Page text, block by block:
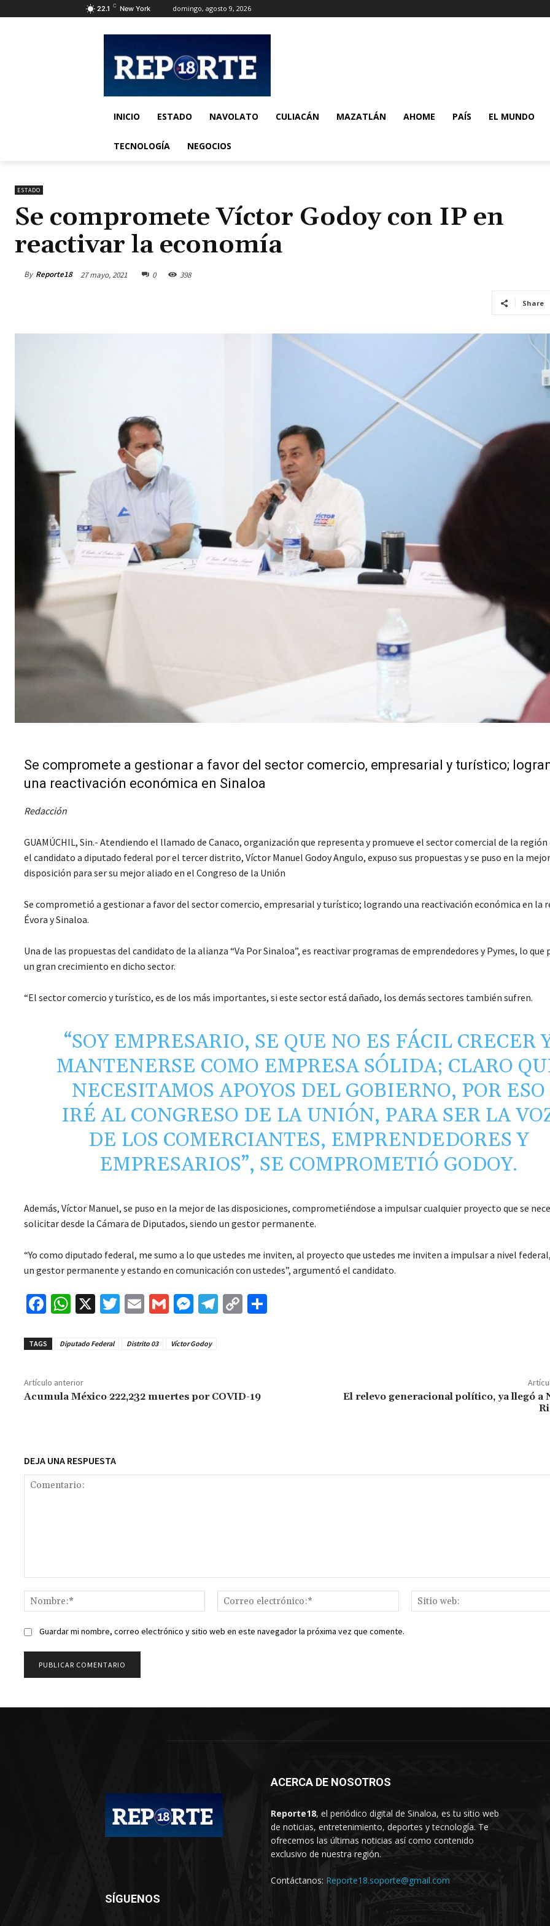
22.1 C New York domingo, agosto 9, 2026
INICIO ESTADO NAVOLATO CULIACÁN MAZATLÁN AHOME PAÍS EL MUNDO
TECNOLOGÍA NEGOCIOS
ESTADO
Se compromete Víctor Godoy con IP en
reactivar la economía
By Reporte18 27 mayo, 2021 0 398
Share
Se compromete a gestionar a favor del sector comercio, empresarial y turístico;
una reactivación económica en Sinaloa
Redacción
GUAMÚCHIL, Sin.- Atendiendo el llamado de Canaco, organización que representa y promueve el sector comercial de la región
el candidato a diputado federal por el tercer distrito, Víctor Manuel Godoy Angulo, expuso sus propuestas y se puso en la mejor
disposición para ser su mejor aliado en el Congreso de la Unión
Se comprometió a gestionar a favor del sector comercio, empresarial y turístico; logrando una reactivación económica en la
Évora y Sinaloa.
Una de las propuestas del candidato de la alianza “Va Por Sinaloa”, es reactivar programas de emprendedores y Pymes, lo
un gran crecimiento en dicho sector.
“El sector comercio y turístico, es de los más importantes, si este sector está dañado, los demás sectores también sufren.
“SOY EMPRESARIO, SE QUE NO ES FÁCIL CRECER
MANTENERSE COMO EMPRESA SÓLIDA; CLARO
NECESITAMOS APOYOS DEL GOBIERNO, POR ESO
IRÉ AL CONGRESO DE LA UNIÓN, PARA SER LA
DE LOS COMERCIANTES, EMPRENDEDORES Y
EMPRESARIOS”, SE COMPROMETIÓ GODOY.
Además, Víctor Manuel, se puso en la mejor de las disposiciones, comprometiéndose a impulsar cualquier proyecto que se
solicitar desde la Cámara de Diputados, siendo un gestor permanente.
“Yo como diputado federal, me sumo a lo que ustedes me inviten, al proyecto que ustedes me inviten a impulsar a nivel
un gestor permanente y estando en comunicación con ustedes”, argumentó el candidato.
Fa
b
o
k
W
at
p
p
X
T
tt
E
ai
G
ai
M
se
r
Te C
n
TAGS Diputado Federal Distrito 03 Víctor Godoy
Artículo anterior
Acumula México 222,232 muertes por COVID-19
El relevo generacional político, ya llegó a
DEJA UNA RESPUESTA
Nombre:*
Correo
electrónico:*
Guardar mi nombre, correo electrónico y sitio web en este navegador la próxima vez que comente.
ACERCA DE NOSOTROS
Reporte18, el periódico digital de Sinaloa, es tu sitio web
de noticias, entretenimiento, deportes y tecnología. Te
ofrecemos las últimas noticias así como contenido
exclusivo de nuestra región.
Contáctanos: Reporte18.soporte@gmail.com
SÍGUENOS